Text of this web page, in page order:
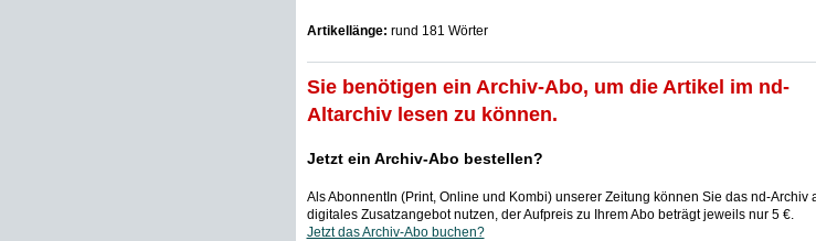
Artikellänge: rund 181 Wörter
Sie benötigen ein Archiv-Abo, um die Artikel im nd-
Altarchiv lesen zu können.
Jetzt ein Archiv-Abo bestellen?
Als AbonnentIn (Print, Online und Kombi) unserer Zeitung können Sie das nd-Archiv
digitales Zusatzangebot nutzen, der Aufpreis zu Ihrem Abo beträgt jeweils nur 5 €.
Jetzt das Archiv-Abo buchen?